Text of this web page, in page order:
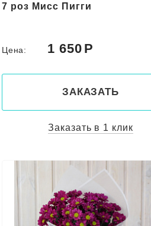
7 роз Мисс Пигги
Цена: 1 650
ЗАКАЗАТЬ
Заказать в 1 клик